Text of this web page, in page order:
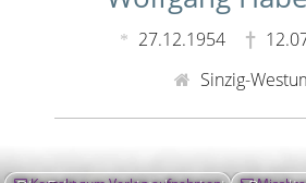
27.12.1954
Sinzig-